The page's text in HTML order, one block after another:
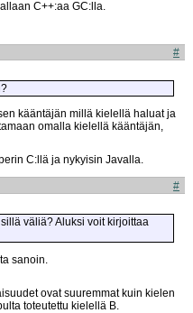
C++:aa GC:lla.
#
kääntäjän millä kielellä haluat ja
omalla kielellä kääntäjän,
C:llä ja nykyisin Javalla.
#
väliä? Aluksi voit kirjoittaa
sanoin.
ovat suuremmat kuin kielen
toteutettu kielellä B.